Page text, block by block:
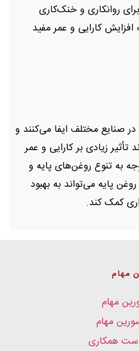
روانکاری و خنک‌کاری
کارایی و عمر مفید
صنایع مختلف ایفا می‌کنند و
زیادی بر کارایی و عمر
به تنوع روغن‌های پایه و
پایه می‌تواند به بهبود
کمک کند.
مهام
مهام
مهام
همکاری